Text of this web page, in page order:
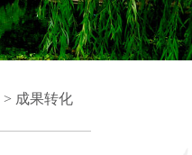
> 成果转化